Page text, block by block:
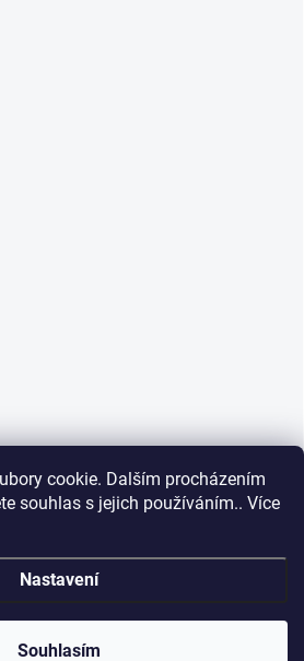
cookie. Dalším procházením
souhlas s jejich používáním.. Více
Nastavení
Souhlasím